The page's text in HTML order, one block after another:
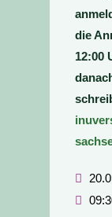
die
12:00